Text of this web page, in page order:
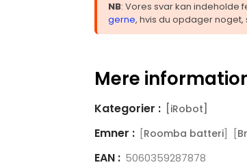
NB: Vores svar kan
gerne, hvis du opdager
Mere
Kategorier : [iRobot]
Emner : [Roomba batteri] [
EAN : 5060359287878